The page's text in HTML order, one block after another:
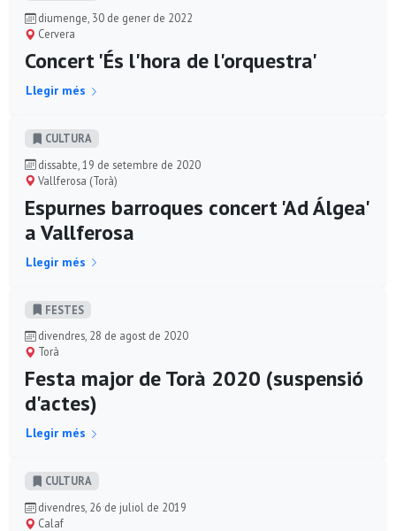
diumenge, 30 de gener de 2022
Cervera
Concert 'És l'hora de l'orquestra'
Llegir més
CULTURA
dissabte, 19 de setembre de 2020
Vallferosa (Torà)
Espurnes barroques concert 'Ad Álgea'
a Vallferosa
Llegir més
FESTES
divendres, 28 de agost de 2020
Torà
Festa major de Torà 2020 (suspensió
d'actes)
Llegir més
CULTURA
divendres, 26 de juliol de 2019
Calaf